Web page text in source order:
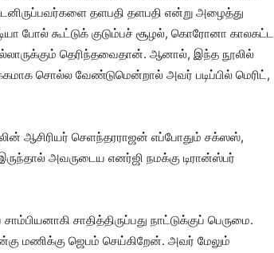
உடனிருப்பவர்களை தளபதி தளபதி என்று அழைத்து
போல் கூட்டுக் குடும்பச் சூழல், கொரோனா காலகட்ட
தெரிந்தவைதான். ஆனால், இந்த நூலில்
சொல்ல வேண்டுமென்றால் அவர் படிப்பில் மெரிட்,
ஆசிரியர் செளந்தரராஜன் எப்போதும் சக்ஸஸ்,
அவருடைய எனர்ஜி நமக்கு டிரான்ஸ்பர்
சாம்பியனாகி சாதித்திருப்பது நாட்டுக்குப் பெருமை.
மணிக்கு ஜெபம் செய்கிறேன். அவர் மேலும்